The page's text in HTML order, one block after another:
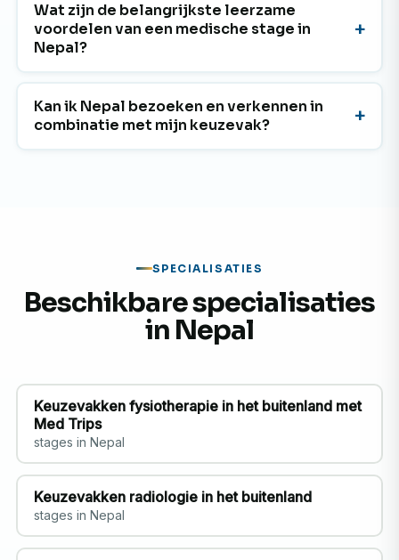
Wat zijn de belangrijkste leerzame
voordelen van een medische stage in
Nepal?
Kan ik Nepal bezoeken en verkennen in
combinatie met mijn keuzevak?
SPECIALISATIES
Beschikbare specialisaties
in Nepal
Keuzevakken fysiotherapie in het buitenland met
Med Trips
stages in Nepal
Keuzevakken radiologie in het buitenland
stages in Nepal